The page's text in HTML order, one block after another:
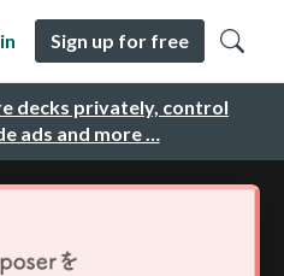
decks privately, control
ads and more …
Sign up for free